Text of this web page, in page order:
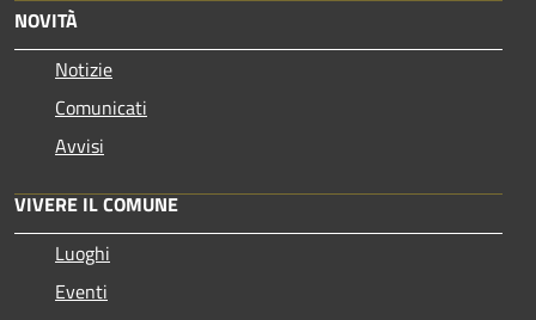
NOVITÀ
Notizie
Comunicati
Avvisi
VIVERE IL COMUNE
Luoghi
Eventi